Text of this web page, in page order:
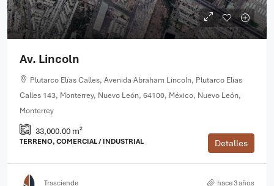
Av. Lincoln
Plutarco Elías Calles, Avenida Abraham Lincoln, Plutarco Elias
Calles 143, Monterrey, Nuevo León, 64100, México, Nuevo León,
Monterrey
33,000.00 m²
TERRENO, COMERCIAL / INDUSTRIAL Detalles
Trasciende hace 3 años